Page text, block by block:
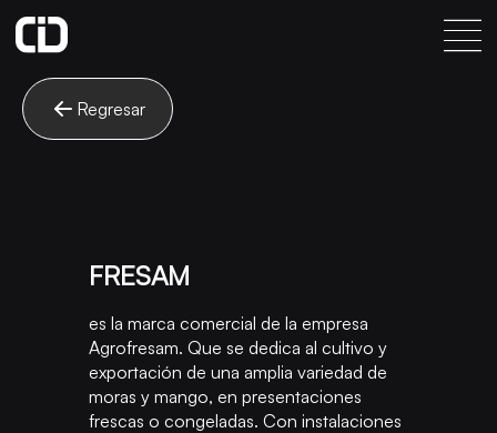
Regresar
FRESAM
es la marca comercial de la empresa
Agrofresam. Que se dedica al cultivo y
exportación de una amplia variedad de
moras y mango, en presentaciones
frescas o congeladas. Con instalaciones